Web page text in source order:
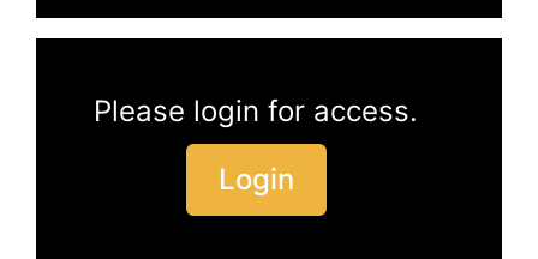
Please login for access.
Login